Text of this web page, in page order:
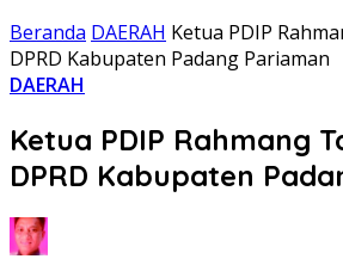
Beranda DAERAH Ketua PDIP
DPRD Kabupaten Padang Pariaman
DAERAH
Ketua PDIP Rahmang
DPRD Kabupaten